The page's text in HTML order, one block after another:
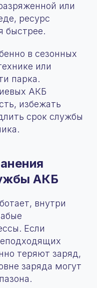
или
ресурс
быстрее.
в сезонных
или
парка.
АКБ
избежать
срок службы
АКБ
внутри
Если
теряют заряд,
заряда могут